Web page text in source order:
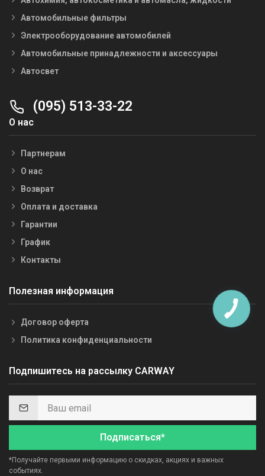
Автомобильные фильтры
Электрооборудование автомобилей
Автомобильные принадлежности и аксессуары
Автосвет
(095) 513-33-22
О нас
Партнерам
О нас
Возврат
Оплата и доставка
Гарантии
График
Контакты
Полезная информация
Договор оферта
Политика конфиденциальности
Подпишитесь на рассылку CARWAY
Подписаться*
*Получайте первыми информацию о скидках, акциях и важных
событиях.